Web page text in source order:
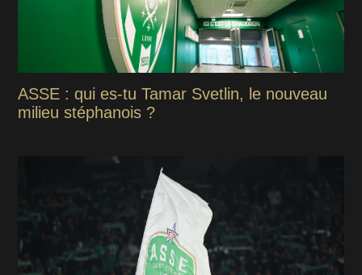
ASSE : qui es-tu Tamar Svetlin, le nouveau
milieu stéphanois ?